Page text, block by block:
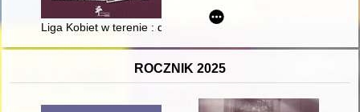
Liga Kobiet w terenie : działalność organizacji i realia jej
ROCZNIK 2025